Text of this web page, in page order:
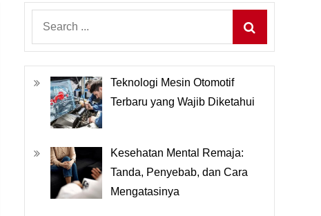
Teknologi Mesin Otomotif
Terbaru yang Wajib Diketahui
Kesehatan Mental Remaja:
Tanda, Penyebab, dan Cara
Mengatasinya